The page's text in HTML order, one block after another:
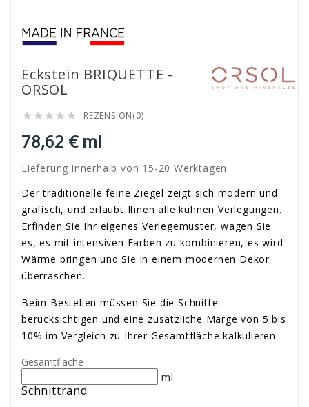
Eckstein BRIQUETTE -
ORSOL
     REZENSION(0)
78,62 € ml
Lieferung innerhalb von 15-20 Werktagen
Der traditionelle feine Ziegel zeigt sich modern und
grafisch, und erlaubt Ihnen alle kühnen Verlegungen.
Erfinden Sie Ihr eigenes Verlegemuster, wagen Sie
es, es mit intensiven Farben zu kombinieren, es wird
Wärme bringen und Sie in einem modernen Dekor
überraschen.
Beim Bestellen müssen Sie die Schnitte
berücksichtigen und eine zusätzliche Marge von 5 bis
10% im Vergleich zu Ihrer Gesamtfläche kalkulieren.
Gesamtfläche
ml
Schnittrand